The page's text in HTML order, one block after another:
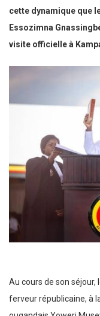
cette dynamique que
Essozimna
visite officielle à
Au cours de son séjour,
ferveur républicaine, à